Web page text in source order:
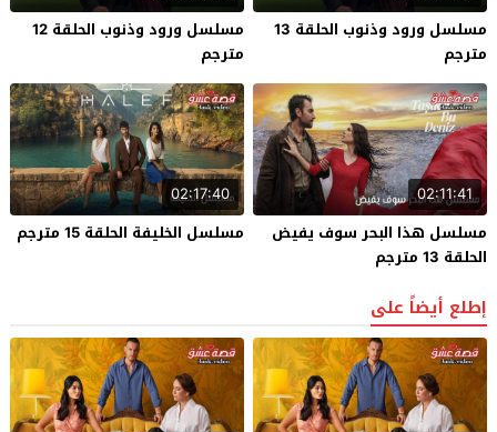
مسلسل ورود وذنوب الحلقة 13
مترجم
مسلسل ورود وذنوب الحلقة 12
مترجم
02:11:41
مسلسل هذا البحر سوف يفيض
الحلقة 13 مترجم
02:17:40
مسلسل الخليفة الحلقة 15 مترجم
إطلع أيضاً على